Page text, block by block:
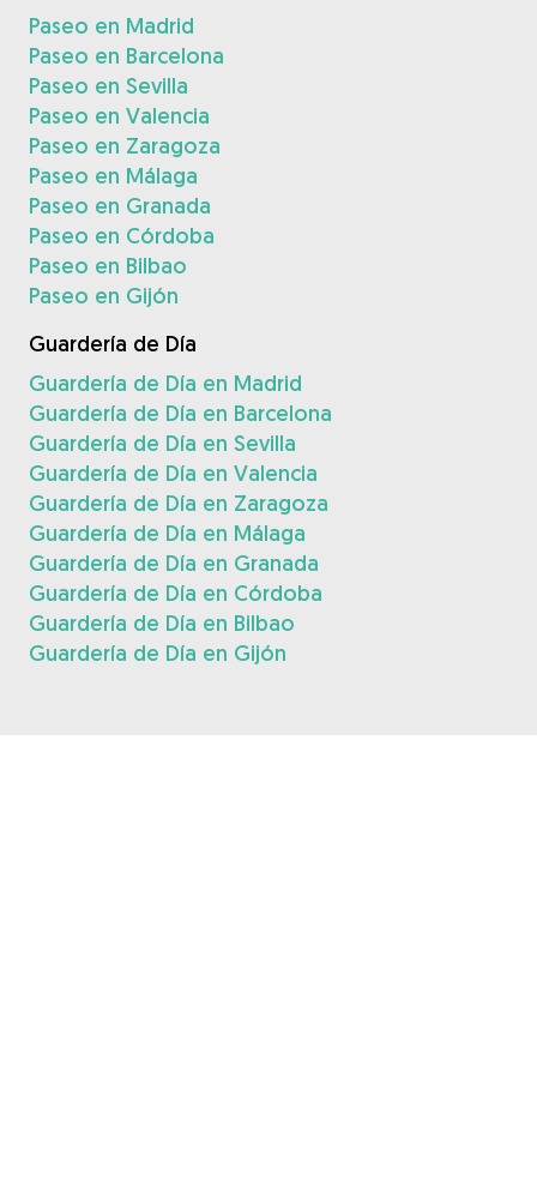
Paseo en Madrid
Paseo en Barcelona
Paseo en Sevilla
Paseo en Valencia
Paseo en Zaragoza
Paseo en Málaga
Paseo en Granada
Paseo en Córdoba
Paseo en Bilbao
Paseo en Gijón
Guardería de Día
Guardería de Día en Madrid
Guardería de Día en Barcelona
Guardería de Día en Sevilla
Guardería de Día en Valencia
Guardería de Día en Zaragoza
Guardería de Día en Málaga
Guardería de Día en Granada
Guardería de Día en Córdoba
Guardería de Día en Bilbao
Guardería de Día en Gijón